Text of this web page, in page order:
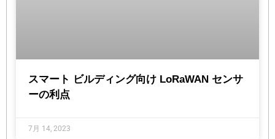
スマート ビルディング向け LoRaWAN センサ
ーの利点
7月 14, 2023